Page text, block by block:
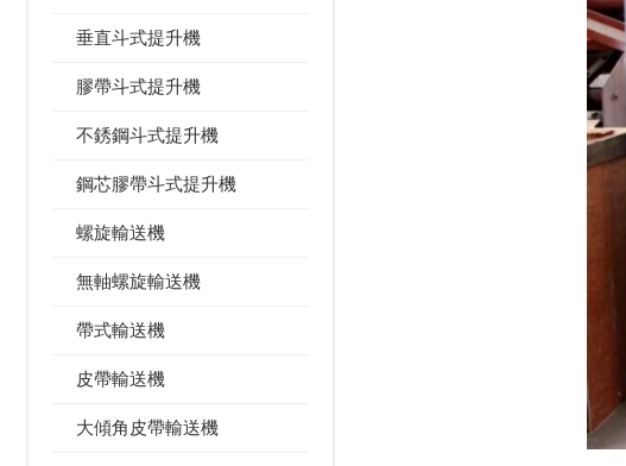
垂直斗式提升機
膠帶斗式提升機
不銹鋼斗式提升機
鋼芯膠帶斗式提升機
螺旋輸送機
無軸螺旋輸送機
帶式輸送機
皮帶輸送機
大傾角皮帶輸送機